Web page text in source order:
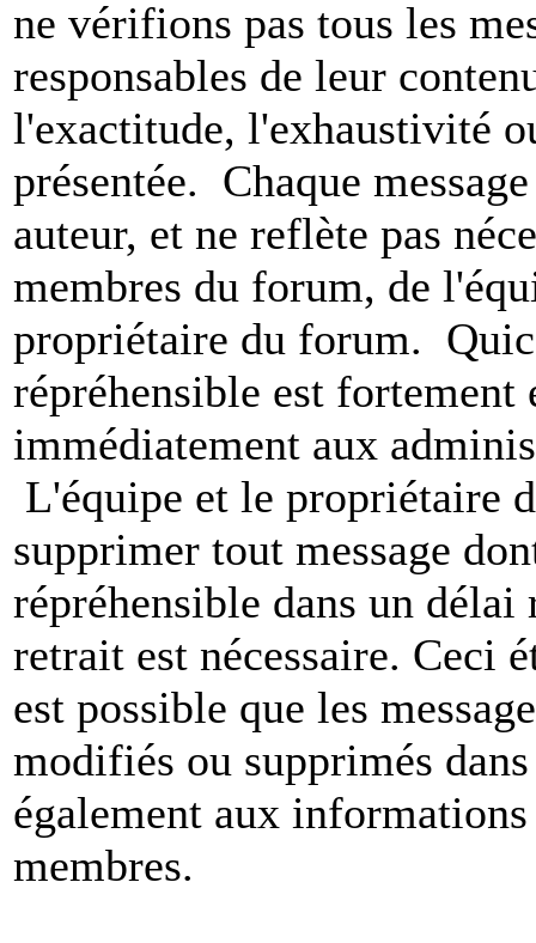
ne vérifions pas tous les
responsables de leur
l'exactitude, l'exhaustivité
présentée. Chaque
auteur, et ne reflète pas
membres du forum, de
propriétaire du forum.
répréhensible est
immédiatement aux
L'équipe et le propriétaire
supprimer tout message
répréhensible dans un
retrait est nécessaire. Ceci
est possible que les
modifiés ou supprimés
également aux
membres.